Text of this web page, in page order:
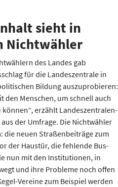
sieht in
Nichtwähler
des Landes gab
für die Landeszentrale in
Bildung auszuprobieren:
den Menschen, um schnell auch
erzählt Landeszentralen-
der Umfrage. Die Nichtwähler
die neuen Straßenbeiträge zum
der Haustür, die fehlende Bus-
nun mit den Institutionen, in
und ihre Probleme noch offen
Vereine zum Beispiel werden